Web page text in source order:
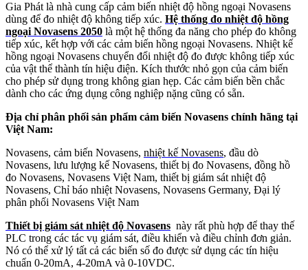
Gia Phát là nhà cung cấp cảm biến nhiệt độ hồng ngoại Novasens
dùng để đo nhiệt độ không tiếp xúc. Hệ thống đo nhiệt độ hồng
ngoại Novasens 2050 là một hệ thống đa năng cho phép đo không
tiếp xúc, kết hợp với các cảm biến hồng ngoại Novasens. Nhiệt kế
hồng ngoại Novasens chuyển đổi nhiệt độ đo được không tiếp xúc
của vật thể thành tín hiệu điện. Kích thước nhỏ gọn của cảm biến
cho phép sử dụng trong không gian hẹp. Các cảm biến bền chắc
dành cho các ứng dụng công nghiệp nặng cũng có sẵn.
Địa chỉ phân phối sản phẩm cảm biến Novasens chính hãng tại
Việt Nam:
Novasens, cảm biến Novasens, nhiệt kế Novasens, đầu dò
Novasens, lưu lượng kế Novasens, thiết bị đo Novasens, đồng hồ
đo Novasens, Novasens Việt Nam, thiết bị giám sát nhiệt độ
Novasens, Chỉ báo nhiệt Novasens, Novasens Germany, Đại lý
phân phối Novasens Việt Nam
Thiết bị giám sát nhiệt độ Novasens này rất phù hợp để thay thế
PLC trong các tác vụ giám sát, điều khiển và điều chỉnh đơn giản.
Nó có thể xử lý tất cả các biến số đo được sử dụng các tín hiệu
chuẩn 0-20mA, 4-20mA và 0-10VDC.